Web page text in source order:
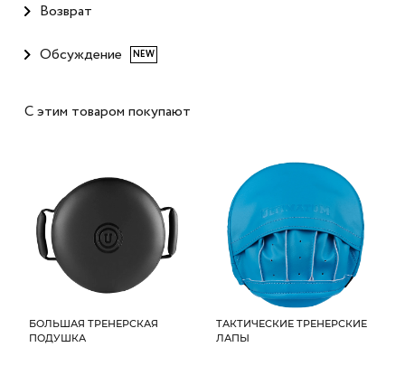
Возврат
Обсуждение NEW
С этим товаром покупают
БОЛЬШАЯ ТРЕНЕРСКАЯ
ПОДУШКА
ТАКТИЧЕСКИЕ ТРЕНЕРСКИЕ
ЛАПЫ